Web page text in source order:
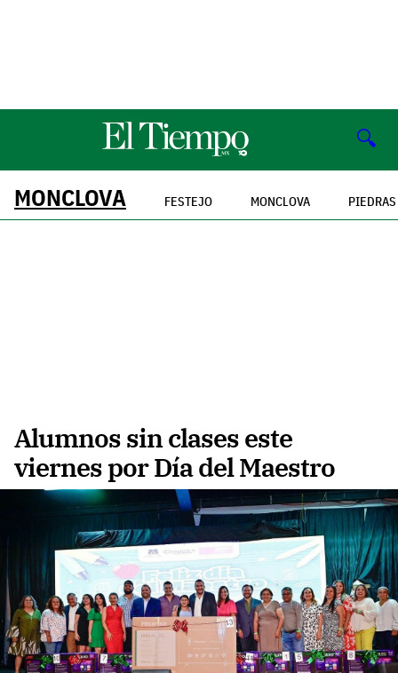
🔍
MONCLOVA FESTEJO MONCLOVA
Alumnos sin clases este
viernes por Día del Maestro